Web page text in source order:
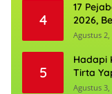
4
17
2026,
Agustus 2,
5
Hadapi
Tirta
Agustus 3,